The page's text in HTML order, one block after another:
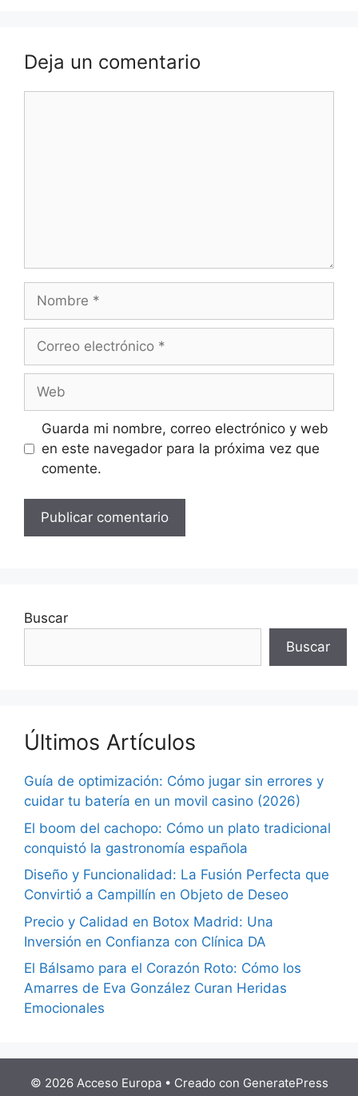
Deja un comentario
electrónico
Guarda mi nombre, correo electrónico y web
en este navegador para la próxima vez que
comente.
Buscar
Buscar
Últimos Artículos
Guía de optimización: Cómo jugar sin errores y
cuidar tu batería en un movil casino (2026)
El boom del cachopo: Cómo un plato tradicional
conquistó la gastronomía española
Diseño y Funcionalidad: La Fusión Perfecta que
Convirtió a Campillín en Objeto de Deseo
Precio y Calidad en Botox Madrid: Una
Inversión en Confianza con Clínica DA
El Bálsamo para el Corazón Roto: Cómo los
Amarres de Eva González Curan Heridas
Emocionales
© 2026 Acceso Europa• Creado con GeneratePress